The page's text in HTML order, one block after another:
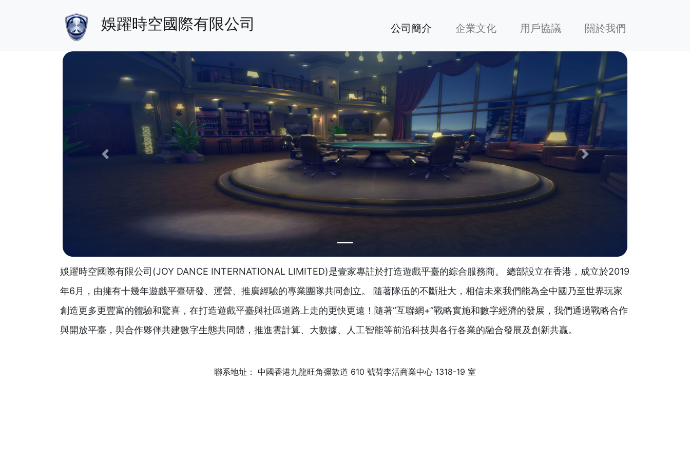
娛躍時空國際有限公司 公司簡介 企業文化 用戶協議 關於我們
娛躍時空國際有限公司(JOY DANCE INTERNATIONAL LIMITED)是壹家專註於打造遊戲平臺的綜合服務商。 總部設立在香港，成立於2019
年6月，由擁有十幾年遊戲平臺研發、運營、推廣經驗的專業團隊共同創立。 隨著隊伍的不斷壯大，相信未來我們能為全中國乃至世界玩家
創造更多更豐富的體驗和驚喜，在打造遊戲平臺與社區道路上走的更快更遠！隨著“互聯網+”戰略實施和數字經濟的發展，我們通過戰略合作
與開放平臺，與合作夥伴共建數字生態共同體，推進雲計算、大數據、人工智能等前沿科技與各行各業的融合發展及創新共贏。
聯系地址： 中國香港九龍旺角彌敦道 610 號荷李活商業中心 1318-19 室